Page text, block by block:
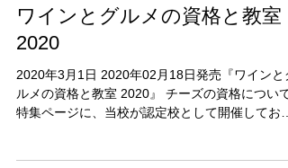
2020年2月18日
ワインとグルメの資格と教室
2020
2020年3月1日 2020年02月18日発売『ワインと
特集ページに、当校が認定校として開催しており